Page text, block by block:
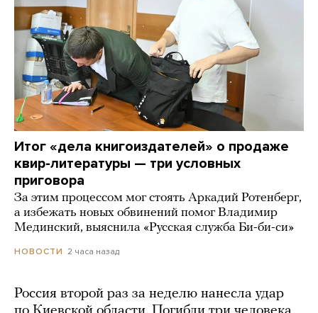
Итог «дела книгоиздателей» о продаже
квир-литературы — три условных
приговора
За этим процессом мог стоять Аркадий Ротенберг,
а избежать новых обвинений помог Владимир
Мединский, выяснила «Русская служба Би-би-си»
НОВОСТИ 2 часа назад
Россия второй раз за неделю нанесла удар